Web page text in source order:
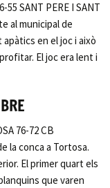
55 SANT PERE I SANT
al municipal de
en el joc i això
El joc era lent i
76-72 CB
la conca a Tortosa.
El primer quart els
que varen